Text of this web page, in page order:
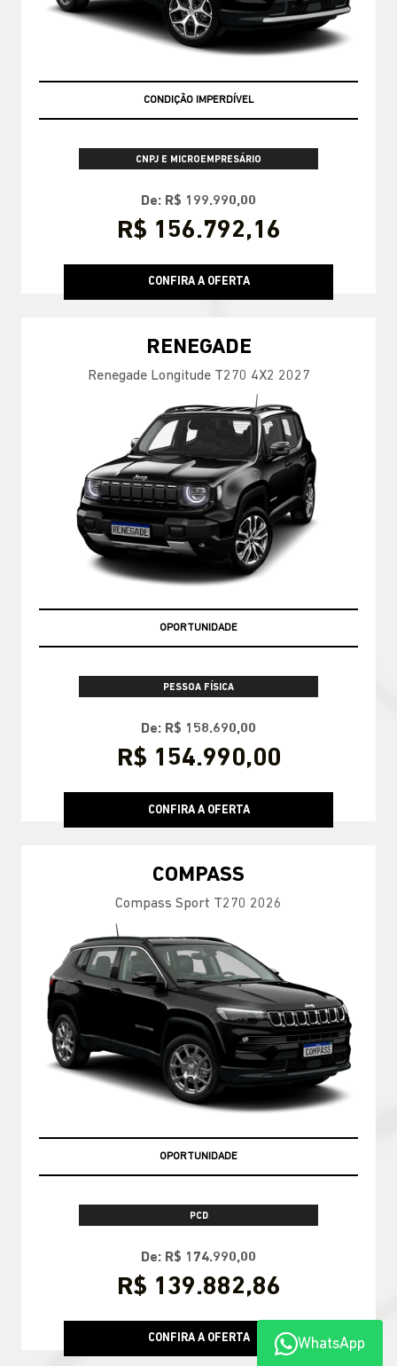
CONDIÇÃO IMPERDÍVEL
CNPJ E MICROEMPRESÁRIO
De: R$ 199.990,00
R$ 156.792,16
CONFIRA A OFERTA
RENEGADE
Renegade Longitude T270 4X2 2027
OPORTUNIDADE
PESSOA FÍSICA
De: R$ 158.690,00
R$ 154.990,00
CONFIRA A OFERTA
COMPASS
Compass Sport T270 2026
OPORTUNIDADE
PCD
De: R$ 174.990,00
R$ 139.882,86
CONFIRA A OFERTA WhatsApp